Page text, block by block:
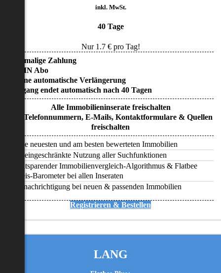
inkl. MwSt.
40 Tage
Nur 1.7€ pro Tag!
• Einmalige Zahlung
• KEIN Abo
• Keine automatische Verlängerung
• Zugang endet automatisch nach 40 Tagen
Alle Immobilieninserate freischalten
Alle Telefonnummern, E-Mails, Kontaktformulare & Quellen
freischalten
Alle neuesten und am besten bewerteten Immobilien
Uneingeschränkte Nutzung aller Suchfunktionen
Zeitsparender Immobilienvergleich-Algorithmus & Flatbee
Preis-Barometer bei allen Inseraten
Benachrichtigung bei neuen & passenden Immobilien
Registrieren & Bestellen
LANG